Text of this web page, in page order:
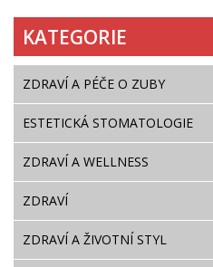
KATEGORIE
ZDRAVÍ A PÉČE O ZUBY
ESTETICKÁ STOMATOLOGIE
ZDRAVÍ A WELLNESS
ZDRAVÍ
ZDRAVÍ A ŽIVOTNÍ STYL